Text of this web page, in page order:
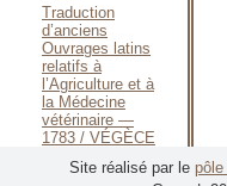
Traduction
d’anciens
Ouvrages latins
relatifs à
l’Agriculture et à
la Médecine
vétérinaire —
1783 / VÉGÈCE
Publius-
Site réalisé par le